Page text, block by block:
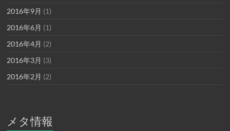
2016年9月 (1)
2016年6月 (1)
2016年4月 (2)
2016年3月 (3)
2016年2月 (2)
メタ情報